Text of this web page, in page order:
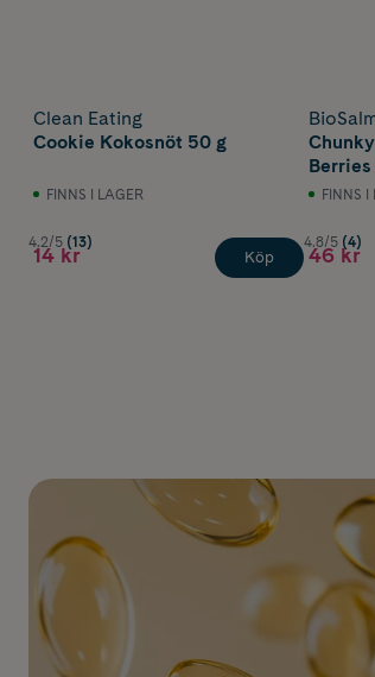
Clean Eating
Cookie Kokosnöt 50 g
FINNS I LAGER
4.2/5 (13)
14 kr Köp
FINNS I
4.8/5 (4)
46 kr